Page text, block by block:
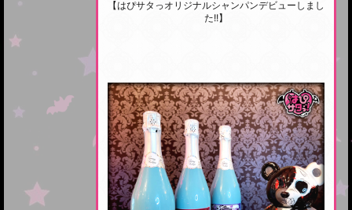
【はぴサタっオリジナルシャンパンデビューしまし
た!!】